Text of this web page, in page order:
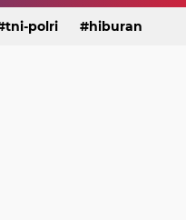
Pangan Harga Terjangkau
hiburan serba serbi
tni-polri hiburan